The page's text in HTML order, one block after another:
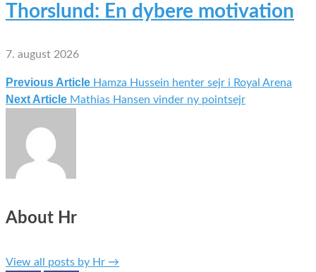
Thorslund: En dybere motivation
7. august 2026
Indlægsnavigation
Previous Article Hamza Hussein henter sejr i Royal Arena
Next Article Mathias Hansen vinder ny pointsejr
About Hr
View all posts by Hr →